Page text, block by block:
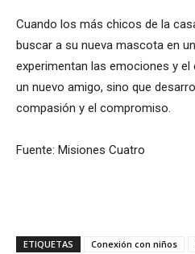
Cuando los más chicos de la
buscar a su nueva mascota en
experimentan las emociones y
un nuevo amigo, sino que
compasión y el compromiso.
Fuente: Misiones Cuatro
ETIQUETAS Conexión con niños